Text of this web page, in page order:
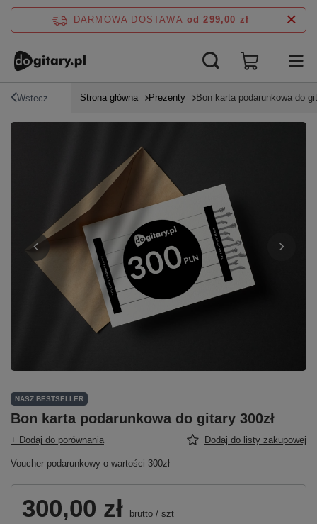
DARMOWA DOSTAWA od 299,00 zł
Wstecz Strona główna Prezenty Bon karta podarunkowa do
NASZ BESTSELLER
Bon karta podarunkowa do gitary 300zł
+ Dodaj do porównania Dodaj do listy zakupowej
Voucher podarunkowy o wartości 300zł
300,00 zł brutto / szt